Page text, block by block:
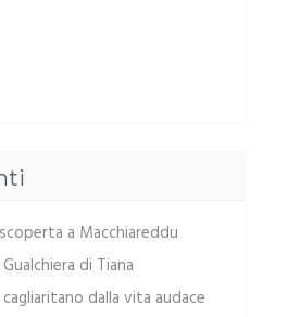
a Macchiareddu
di Tiana
dalla vita audace